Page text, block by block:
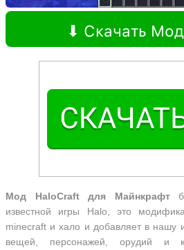
⬇ Скачать
Мод HaloCraft для Майнкрафт
известной игры Halo, это
minecraft и хало и добавляет в нашу
вещей, персонажей, орудий и